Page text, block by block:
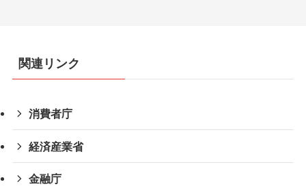
関連リンク
消費者庁
経済産業省
金融庁